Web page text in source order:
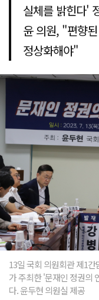
실체를 밝힌다'
윤 의원, "편향
정상화해야"
13일 국회 의원회관 제1
가 주최한 '문재인 정권의
다. 윤두현 의원실 제공